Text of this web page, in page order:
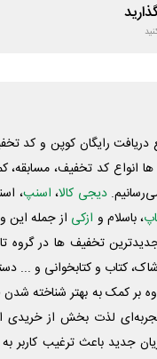
رایگان کوپن و کد
انواع کد تخفیف، مسابقه،
دیجی کالا، اسنپ،
، باسلام و ازکی از جمله این
تخفیف ها در گروه
کتاب و کتابخوانی و ...
بر کمک به بهتر شناخته
لذت بخش از
جدید باعث ترغیب